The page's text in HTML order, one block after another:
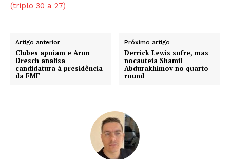
(triplo 30 a 27)
Artigo anterior
Clubes apoiam e Aron
Dresch analisa
candidatura à presidência
da FMF
Próximo artigo
Derrick Lewis sofre, mas
nocauteia Shamil
Abdurakhimov no quarto
round